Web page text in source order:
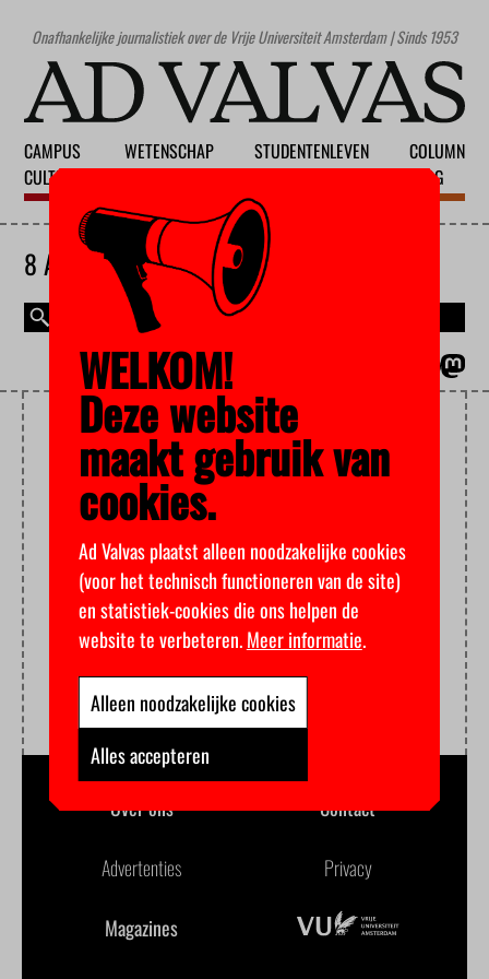
Onafhankelijke journalistiek over de Vrije Universiteit Amsterdam | Sinds 1953
CAMPUS
CULTUUR
WETENSCHAP
STUDENTENLEVEN
COLUMN
BLOG
8 AUGUSTUS 2026
DIJKGRAAF
Over ons Contact
Advertenties Privacy
Magazines
WELKOM!
Deze website
maakt gebruik van
cookies.
Ad Valvas plaatst alleen noodzakelijke cookies
(voor het technisch functioneren van de site)
en statistiek-cookies die ons helpen de
website te verbeteren.Meer informatie.
Alleen noodzakelijke cookies
Alles accepteren